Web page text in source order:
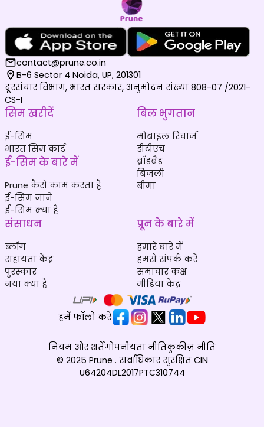
contact@prune.co.in
B-6 Sector 4 Noida, UP, 201301
दूरसंचार विभाग, भारत सरकार, अनुमोदन संख्या 808-07 /2021-
CS-I
सिम खरीदें
ई-सिम
भारत सिम कार्ड
ई-सिम के बारे में
Prune कैसे काम करता है
ई-सिम जानें
ई-सिम क्या है
बिल भुगतान
मोबाइल रिचार्ज
डीटीएच
ब्रॉडबैंड
बिजली
बीमा
संसाधन
ब्लॉग
सहायता केंद्र
पुरस्कार
नया क्या है
प्रून के बारे में
हमारे बारे में
हमसे संपर्क करें
समाचार कक्ष
मीडिया केंद्र
हमें फॉलो करें
© 2025 Prune . सर्वाधिकार सुरक्षित CIN
U64204DL2017PTC310744
नियम और शर्तेंगोपनीयता नीतिकुकीज़ नीति